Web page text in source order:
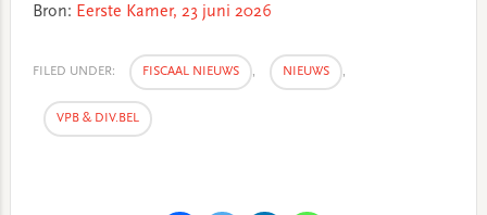
Bron: Eerste Kamer, 23 juni 2026
FILED UNDER: FISCAAL NIEUWS , NIEUWS ,
VPB & DIV.BEL